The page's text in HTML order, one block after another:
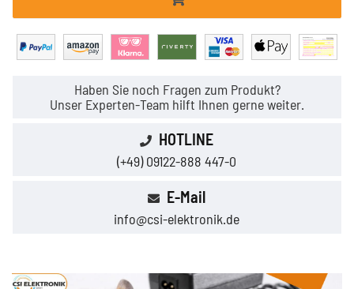
Haben Sie noch Fragen zum Produkt?
Unser Experten-Team hilft Ihnen gerne weiter.
HOTLINE
(+49) 09122-888 447-0
E-Mail
info@csi-elektronik.de